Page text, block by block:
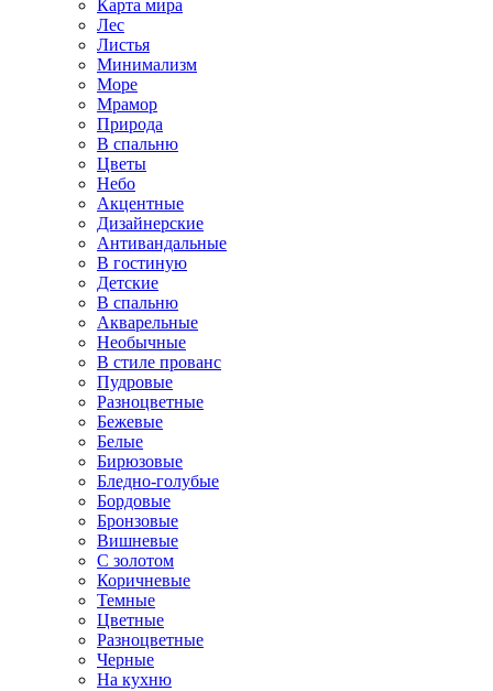
Карта мира
Лес
Листья
Минимализм
Море
Мрамор
Природа
В спальню
Цветы
Небо
Акцентные
Дизайнерские
Антивандальные
В гостиную
Детские
В спальню
Акварельные
Необычные
В стиле прованс
Пудровые
Разноцветные
Бежевые
Белые
Бирюзовые
Бледно-голубые
Бордовые
Бронзовые
Вишневые
С золотом
Коричневые
Темные
Цветные
Разноцветные
Черные
На кухню